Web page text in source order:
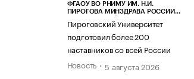
ФГАОУ ВО РНИМУ ИМ. Н.И.
ПИРОГОВА МИНЗДРАВА РОССИИ
Пироговский Университет
подготовил более 200
наставников со всей России
Новость
5 августа 2026